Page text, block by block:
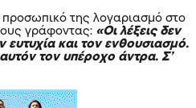
προσωπικό της λογαριασµό στο
γράφοντας: «Οι λέξεις δεν
και τον ενθουσιασµό.
τον υπέροχο άντρα. Σ’